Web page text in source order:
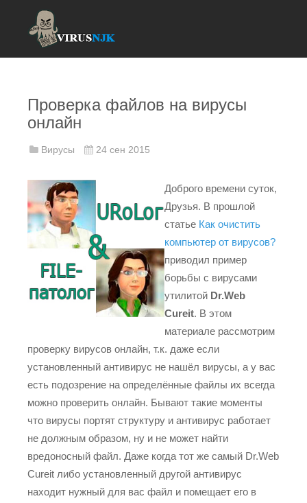
Проверка файлов на вирусы
онлайн
Вирусы 24 сен 2015
Доброго времени суток,
Друзья. В прошлой
статье Как очистить
компьютер от вирусов?
приводил пример
борьбы с вирусами
утилитой Dr.Web
Cureit. В этом
материале рассмотрим
проверку вирусов онлайн, т.к. даже если
установленный антивирус не нашёл вирусы, а у вас
есть подозрение на определённые файлы их всегда
можно проверить онлайн. Бывают такие моменты
что вирусы портят структуру и антивирус работает
не должным образом, ну и не может найти
вредоносный файл. Даже когда тот же самый Dr.Web
Cureit либо установленный другой антивирус
находит нужный для вас файл и помещает его в